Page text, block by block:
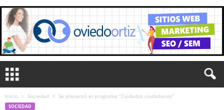
Inicio Sociedad Se presentó el programa “Cuidados ciudadanos”
SOCIEDAD